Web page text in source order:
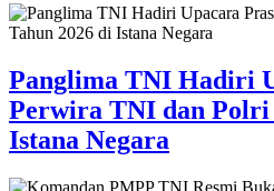
Panglima TNI Hadiri
Perwira TNI dan Polri
Istana Negara